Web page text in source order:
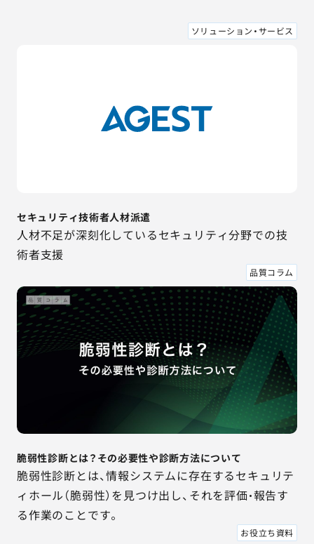
ソリューション・サービス
セキュリティ技術者人材派遣
人材不足が深刻化しているセキュリティ分野での技
術者支援
品質コラム
脆弱性診断とは？その必要性や診断方法について
脆弱性診断とは、情報システムに存在するセキュリテ
ィホール（脆弱性）を見つけ出し、それを評価・報告す
る作業のことです。
お役立ち資料